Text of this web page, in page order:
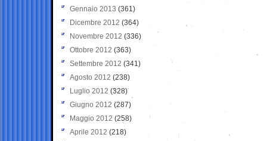
Gennaio 2013 (361)
Dicembre 2012 (364)
Novembre 2012 (336)
Ottobre 2012 (363)
Settembre 2012 (341)
Agosto 2012 (238)
Luglio 2012 (328)
Giugno 2012 (287)
Maggio 2012 (258)
Aprile 2012 (218)